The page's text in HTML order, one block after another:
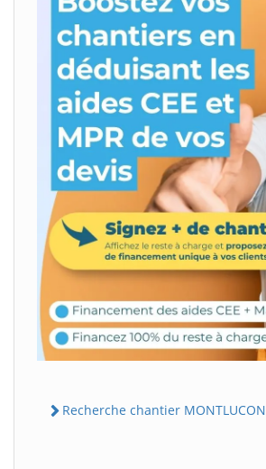
Recherche chantier MONTLUCON